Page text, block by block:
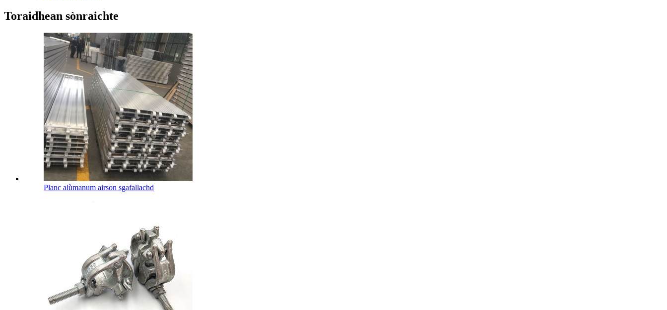
Toraidhean sònraichte
Planc alùmanum airson sgafallachd